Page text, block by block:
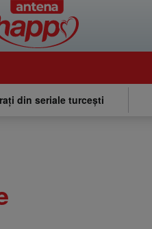
din seriale turcești